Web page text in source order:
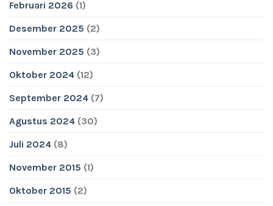
Februari 2026 (1)
Desember 2025 (2)
November 2025 (3)
Oktober 2024 (12)
September 2024 (7)
Agustus 2024 (30)
Juli 2024 (8)
November 2015 (1)
Oktober 2015 (2)